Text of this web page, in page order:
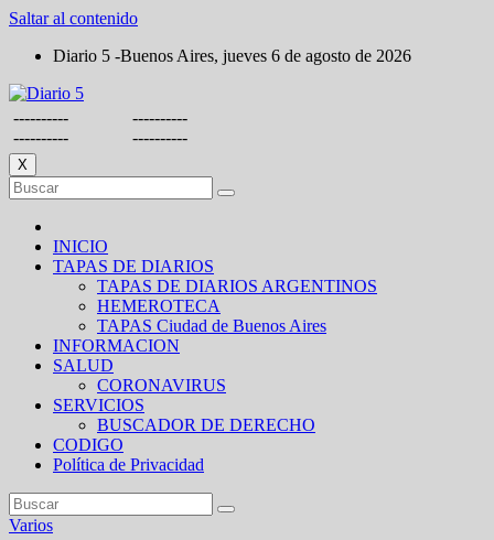
Saltar al contenido
Diario 5 -Buenos Aires, jueves 6 de agosto de 2026
----------
----------
----------
----------
X
INICIO
TAPAS DE DIARIOS
TAPAS DE DIARIOS ARGENTINOS
HEMEROTECA
TAPAS Ciudad de Buenos Aires
INFORMACION
SALUD
CORONAVIRUS
SERVICIOS
BUSCADOR DE DERECHO
CODIGO
Política de Privacidad
Varios